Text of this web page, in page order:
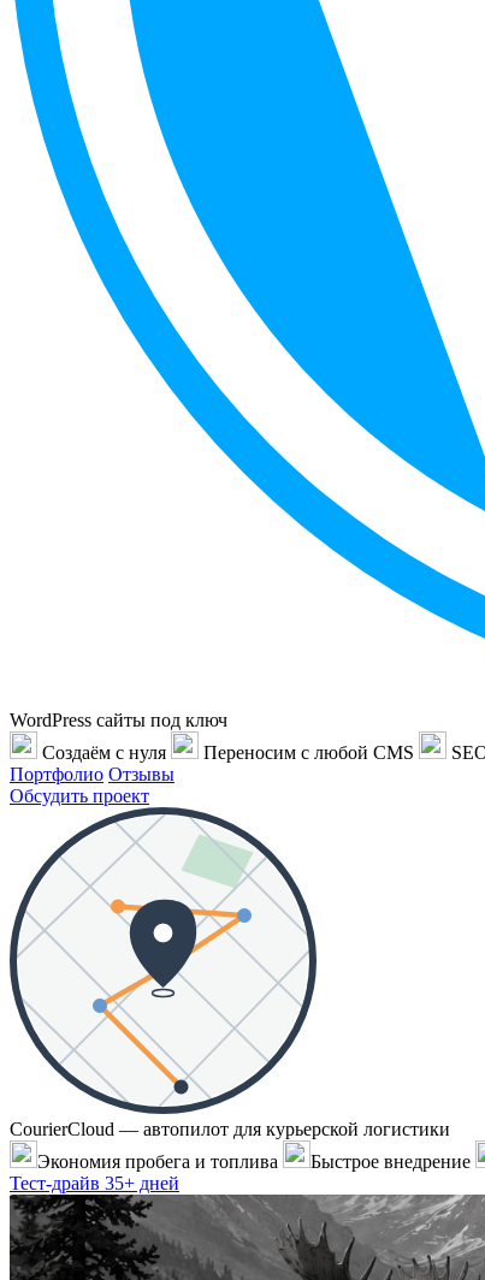
WordPress сайты под ключ
Создаём с нуля
Переносим с любой CMS
Портфолио Отзывы
Обсудить проект
CourierCloud — автопилот для курьерской логистики
Экономия пробега и топлива
Быстрое внедрение
Тест-драйв 35+ дней